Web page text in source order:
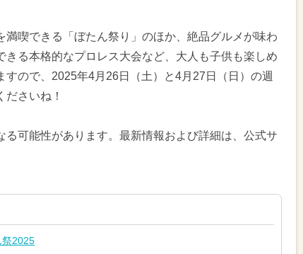
満喫できる「ぼたん祭り」のほか、絶品グルメが味わ
きる本格的なプロレス大会など、大人も子供も楽しめ
すので、2025年4月26日（土）と4月27日（日）の週
さいね！
可能性があります。最新情報および詳細は、公式サ
祭2025